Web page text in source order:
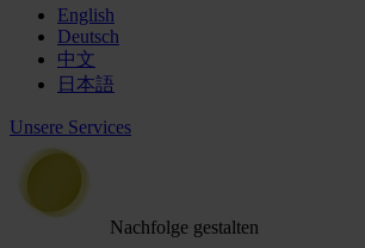
English
Deutsch
中文
日本語
Unsere Services
Nachfolge gestalten